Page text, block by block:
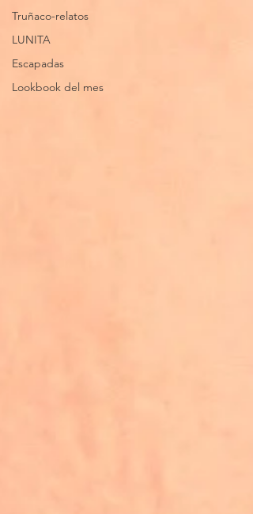
Truñaco-relatos
LUNITA
Escapadas
Lookbook del mes